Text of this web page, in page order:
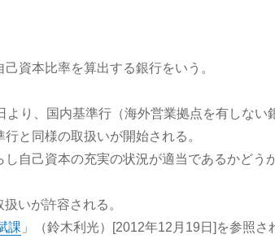
資本比率を算出する銀行をいう。
り、国内基準行（海外営業拠点を有しない
と同様の取扱いが開始される。
自己資本の充実の状況が適当であるかどう
いが許容される。
課 」（鈴木利光）[2012年12月19日]を参照さ